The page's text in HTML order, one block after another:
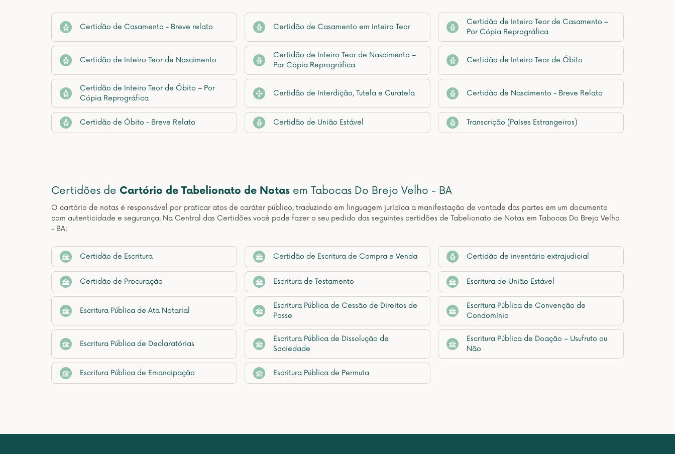
Certidão de Casamento - Breve relato Certidão de Casamento em Inteiro Teor
Certidão de Inteiro Teor de Casamento –
Por Cópia Reprográfica
Certidão de Inteiro Teor de Nascimento
Certidão de Inteiro Teor de Nascimento –
Por Cópia Reprográfica
Certidão de Inteiro Teor de Óbito
Certidão de Inteiro Teor de Óbito – Por
Cópia Reprográfica
Certidão de Interdição, Tutela e Curatela Certidão de Nascimento - Breve Relato
Certidão de Óbito - Breve Relato Certidão de União Estável Transcrição (Países Estrangeiros)
Certidões de Cartório de Tabelionato de Notas em Tabocas Do Brejo Velho - BA
O cartório de notas é responsável por praticar atos de caráter público, traduzindo em linguagem jurídica a manifestação de vontade das partes em um documento
com autenticidade e segurança. Na Central das Certidões você pode fazer o seu pedido das seguintes certidões de Tabelionato de Notas em Tabocas Do Brejo Velho
- BA:
Certidão de Escritura Certidão de Escritura de Compra e Venda Certidão de inventário extrajudicial
Certidão de Procuração Escritura de Testamento Escritura de União Estável
Escritura Pública de Ata Notarial
Escritura Pública de Cessão de Direitos de
Posse
Escritura Pública de Convenção de
Condomínio
Escritura Pública de Declaratórias
Escritura Pública de Dissolução de
Sociedade
Escritura Pública de Doação – Usufruto ou
Não
Escritura Pública de Emancipação Escritura Pública de Permuta